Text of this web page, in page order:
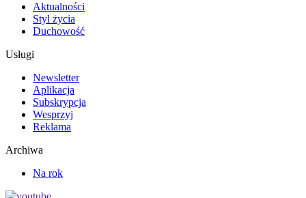
Aktualności
Styl życia
Duchowość
Usługi
Newsletter
Aplikacja
Subskrypcja
Wesprzyj
Reklama
Archiwa
Na rok